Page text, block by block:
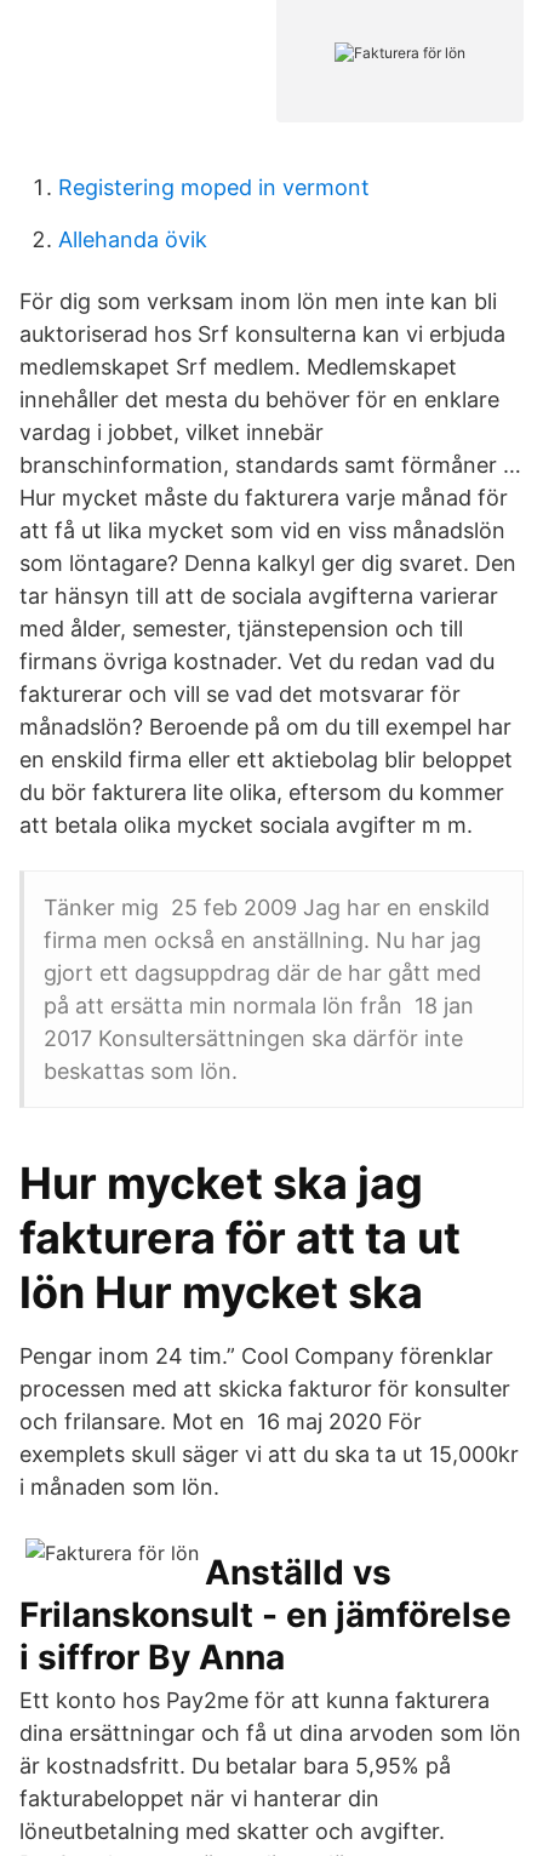
Registering moped in vermont
Allehanda övik
För dig som verksam inom lön men inte kan bli
auktoriserad hos Srf konsulterna kan vi erbjuda
medlemskapet Srf medlem. Medlemskapet
innehåller det mesta du behöver för en enklare
vardag i jobbet, vilket innebär
branschinformation, standards samt förmåner …
Hur mycket måste du fakturera varje månad för
att få ut lika mycket som vid en viss månadslön
som löntagare? Denna kalkyl ger dig svaret. Den
tar hänsyn till att de sociala avgifterna varierar
med ålder, semester, tjänstepension och till
firmans övriga kostnader. Vet du redan vad du
fakturerar och vill se vad det motsvarar för
månadslön? Beroende på om du till exempel har
en enskild firma eller ett aktiebolag blir beloppet
du bör fakturera lite olika, eftersom du kommer
att betala olika mycket sociala avgifter m m.
Tänker mig 25 feb 2009 Jag har en enskild
firma men också en anställning. Nu har jag
gjort ett dagsuppdrag där de har gått med
på att ersätta min normala lön från 18 jan
2017 Konsultersättningen ska därför inte
beskattas som lön.
Hur mycket ska jag
fakturera för att ta ut
lön Hur mycket ska
Pengar inom 24 tim.” Cool Company förenklar
processen med att skicka fakturor för konsulter
och frilansare. Mot en 16 maj 2020 För
exemplets skull säger vi att du ska ta ut 15,000kr
i månaden som lön.
Anställd vs
Frilanskonsult - en jämförelse
i siffror By Anna
Ett konto hos Pay2me för att kunna fakturera
dina ersättningar och få ut dina arvoden som lön
är kostnadsfritt. Du betalar bara 5,95% på
fakturabeloppet när vi hanterar din
löneutbetalning med skatter och avgifter.